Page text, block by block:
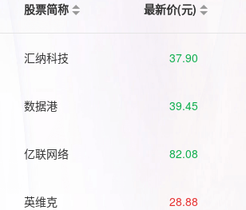
股票简称 最新价(元)
汇纳科技 37.90
数据港 39.45
亿联网络 82.08
英维克 28.88